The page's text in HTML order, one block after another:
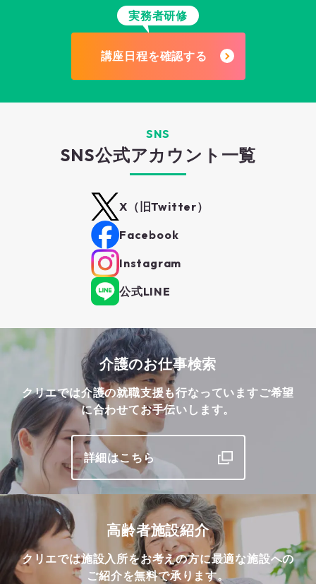
実務者研修
講座日程を確認する
SNS
SNS公式アカウント一覧
公式LINE
Instagram
Facebook
X（旧Twitter）
介護のお仕事検索
クリエでは介護の就職支援も行なっていますご希望
に合わせてお手伝いします。
詳細はこちら
高齢者施設紹介
クリエでは施設入所をお考えの方に最適な施設への
ご紹介を無料で承ります。